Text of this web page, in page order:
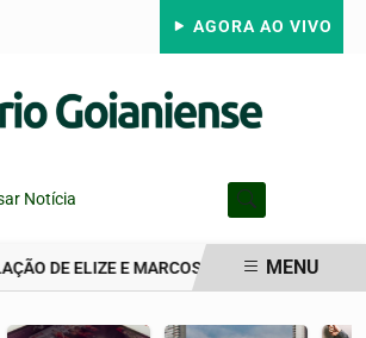
AGORA AO VIVO
Notícia
DE ELIZE E MARCOS MATSUNAGA ANTES
MENU